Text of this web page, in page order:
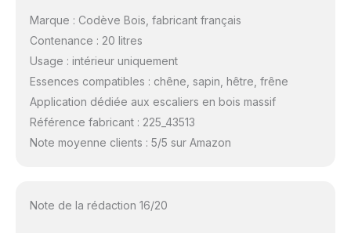
Marque : Codève Bois, fabricant français
Contenance : 20 litres
Usage : intérieur uniquement
Essences compatibles : chêne, sapin, hêtre, frêne
Application dédiée aux escaliers en bois massif
Référence fabricant : 225_43513
Note moyenne clients : 5/5 sur Amazon
Note de la rédaction 16/20